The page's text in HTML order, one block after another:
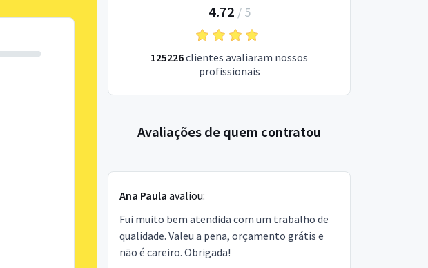
4.72 / 5
125226clientes avaliaram nossos
profissionais
Avaliações de quem contratou
Ana Paula avaliou:
Fui muito bem atendida com um trabalho de
qualidade. Valeu a pena, orçamento grátis e
não é careiro. Obrigada!